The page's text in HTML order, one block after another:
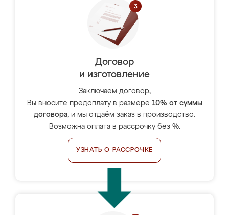
Договор
и изготовление
Заключаем договор,
Вы вносите предоплату в размере 10% от суммы
договора, и мы отдаём заказ в производство.
Возможна оплата в рассрочку без %.
УЗНАТЬ О РАССРОЧКЕ